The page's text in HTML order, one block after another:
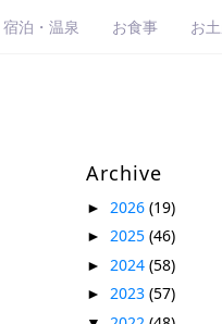
宿泊・温泉 お食事 お
Archive
► 2026 (19)
► 2025 (46)
► 2024 (58)
► 2023 (57)